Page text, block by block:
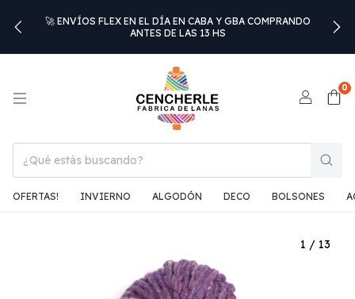
🚀 ENVÍOS FLEX EN EL DÍA EN CABA Y GBA COMPRANDO
ANTES DE LAS 13 HS
0
OFERTAS! INVIERNO ALGODÓN DECO BOLSONES
1 / 13